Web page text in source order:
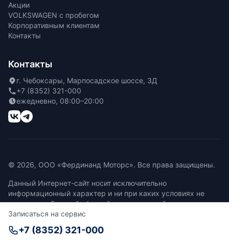
Записаться на сервис
+7 (8352) 321-000
Акции
VOLKSWAGEN с пробегом
Корпоративным клиентам
Контакты
Контакты
г. Чебоксары, Марпосадское шоссе, 3Д
+7 (8352) 321-000
ежедневно, 08:00–20:00
© 2026, ООО «Фердинанд Моторс». Все права защищены.
Данный Интернет-сайт носит исключительно
информационный характер и ни при каких условиях не
является публичной офертой, определяемой положениями
Статьи 437 Гражданского кодекса Российской Федерации.